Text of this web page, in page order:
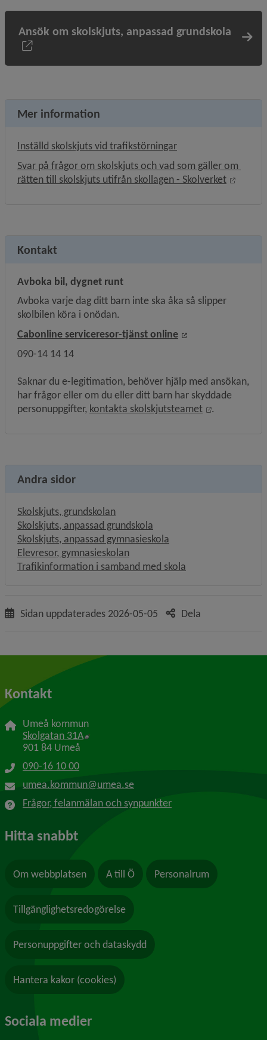
Ansök om skolskjuts, anpassad grundskola
Mer information
Inställd skolskjuts vid trafikstörningar
Svar på frågor om skolskjuts och vad som gäller om
rätten till skolskjuts utifrån skollagen - Skolverket
Länk
Kontakt
Avboka bil, dygnet runt
Avboka varje dag ditt barn inte ska åka så slipper
skolbilen köra i onödan.
Cabonline serviceresor-tjänst online
Länk till annan
090-14 14 14
Saknar du e-legitimation, behöver hjälp med ansökan,
har frågor eller om du eller ditt barn har skyddade
personuppgifter, kontakta skolskjutsteamet Länk till
.
Andra sidor
Skolskjuts, grundskolan
Skolskjuts, anpassad grundskola
Skolskjuts, anpassad gymnasieskola
Elevresor, gymnasieskolan
Trafikinformation i samband med skola
Sidan uppdaterades 2026-05-05 Dela
Kontakt
Umeå kommun
Skolgatan 31A Länk till annan webbplats, öppnas i nytt
901 84 Umeå
090-16 10 00
umea.kommun@umea.se
Frågor, felanmälan och synpunkter
Hitta snabbt
Om webbplatsen A till Ö Personalrum
Tillgänglighetsredogörelse
Personuppgifter och dataskydd
Hantera kakor (cookies)
Sociala medier